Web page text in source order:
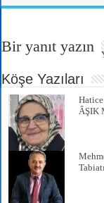
tte ail
Bir yanıt yazın
Köşe Yazıları
ÂŞIK